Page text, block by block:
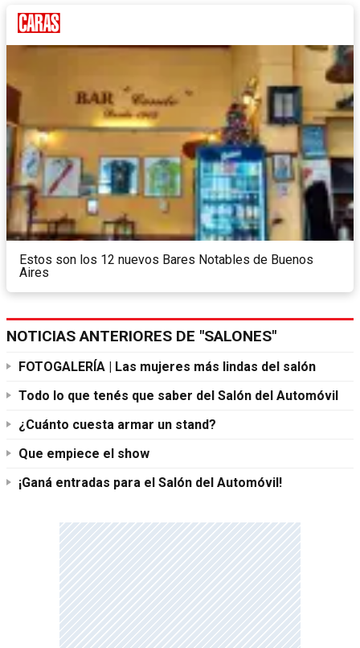
Estos son los 12 nuevos Bares Notables de Buenos
Aires
NOTICIAS ANTERIORES DE "SALONES"
FOTOGALERÍA | Las mujeres más lindas del salón
Todo lo que tenés que saber del Salón del Automóvil
¿Cuánto cuesta armar un stand?
Que empiece el show
¡Ganá entradas para el Salón del Automóvil!